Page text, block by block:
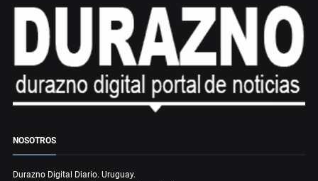
NOSOTROS
Durazno Digital Diario. Uruguay.